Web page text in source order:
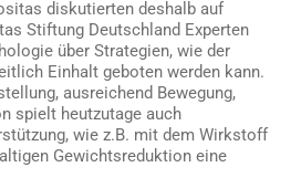
diskutierten deshalb auf
Stiftung Deutschland Experten
über Strategien, wie der
Einhalt geboten werden kann.
ausreichend Bewegung,
spielt heutzutage auch
wie z.B. mit dem Wirkstoff
Gewichtsreduktion eine